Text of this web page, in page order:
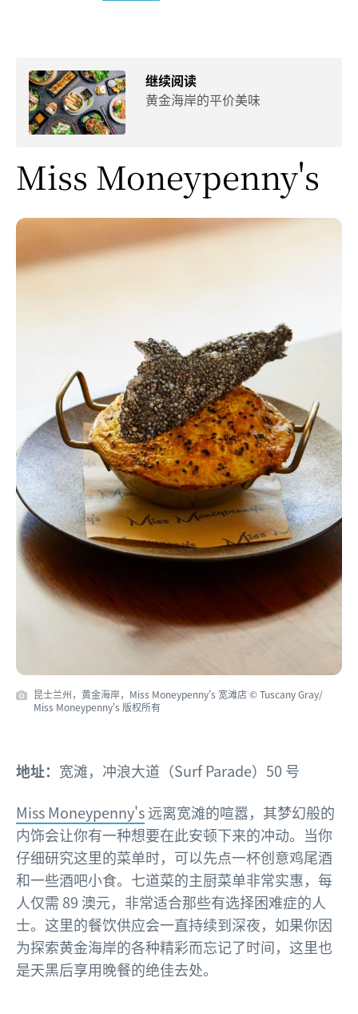
继续阅读
黄金海岸的平价美味
Miss Moneypenny's
昆士兰州，黄金海岸，Miss Moneypenny's 宽滩店 © Tuscany Gray/
Miss Moneypenny's 版权所有
地址： 宽滩，冲浪大道（Surf Parade）50 号
Miss Moneypenny's远离宽滩的喧嚣，其梦幻般的
内饰会让你有一种想要在此安顿下来的冲动。当你
仔细研究这里的菜单时，可以先点一杯创意鸡尾酒
和一些酒吧小食。七道菜的主厨菜单非常实惠，每
人仅需 89 澳元，非常适合那些有选择困难症的人
士。这里的餐饮供应会一直持续到深夜，如果你因
为探索黄金海岸的各种精彩而忘记了时间，这里也
是天黑后享用晚餐的绝佳去处。